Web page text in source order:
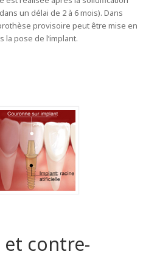
un délai de 2 à 6 mois). Dans
provisoire peut être mise en
la pose de l’implant.
contre-